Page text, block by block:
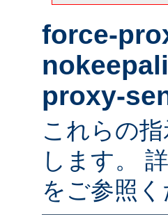
force-
proxy-
これらの
します。
をご参照く